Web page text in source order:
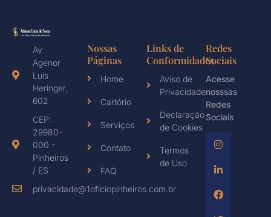
Av.
Agenor
Luís
Heringer,
602
CEP:
29980-
000 -
Pinheiros
/ ES
privacidade@1oficiopinheiros.com.br
Nossas
Páginas
Home
Cartório
Serviços
Contato
FAQ
Links de
Conformidades
Aviso de
Privacidade
Declaração
de Cookies
Termos
de Uso
Redes
Sociais
Acesse
nosssas
Redes
Sociais